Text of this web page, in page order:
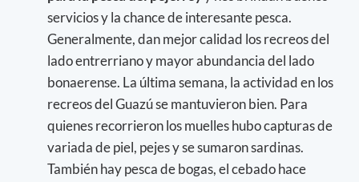
servicios y la chance de interesante pesca.
Generalmente, dan mejor calidad los recreos del
lado entrerriano y mayor abundancia del lado
bonaerense. La última semana, la actividad en los
recreos del Guazú se mantuvieron bien. Para
quienes recorrieron los muelles hubo capturas de
variada de piel, pejes y se sumaron sardinas.
También hay pesca de bogas, el cebado hace